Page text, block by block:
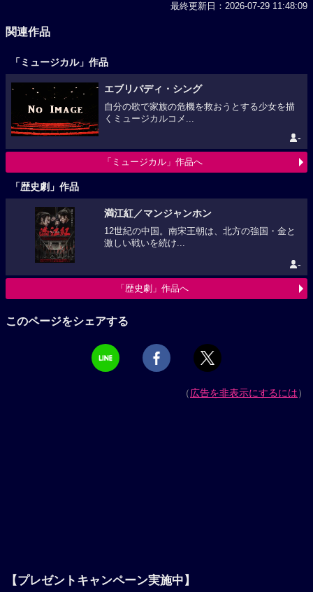
最終更新日：2026-07-29 11:48:09
関連作品
「ミュージカル」作品
エブリバディ・シング
自分の歌で家族の危機を救おうとする少女を描
くミュージカルコメ...
-
「ミュージカル」作品へ
「歴史劇」作品
満江紅／マンジャンホン
12世紀の中国。南宋王朝は、北方の強国・金と
激しい戦いを続け...
-
「歴史劇」作品へ
このページをシェアする
（広告を非表示にするには）
【プレゼントキャンペーン実施中】